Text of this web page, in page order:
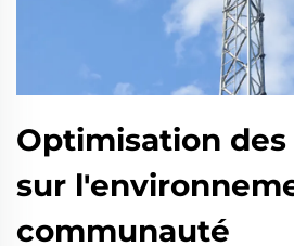
Optimisation
sur
communauté